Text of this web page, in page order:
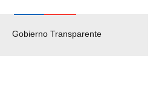
Gobierno Transparente